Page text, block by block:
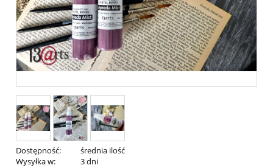
Dostępność:
średnia ilość
Wysyłka w:
3 dni